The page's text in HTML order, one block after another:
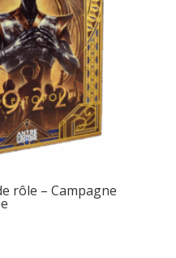
rôle – Campagne